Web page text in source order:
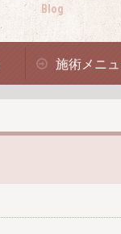
Blog
施術メニ